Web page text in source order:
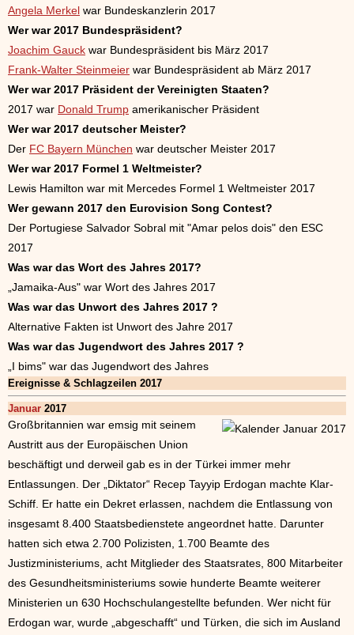
Angela Merkel war Bundeskanzlerin 2017
Wer war 2017 Bundespräsident?
Joachim Gauck war Bundespräsident bis März 2017
Frank-Walter Steinmeier war Bundespräsident ab März 2017
Wer war 2017 Präsident der Vereinigten Staaten?
2017 war Donald Trump amerikanischer Präsident
Wer war 2017 deutscher Meister?
Der FC Bayern München war deutscher Meister 2017
Wer war 2017 Formel 1 Weltmeister?
Lewis Hamilton war mit Mercedes Formel 1 Weltmeister 2017
Wer gewann 2017 den Eurovision Song Contest?
Der Portugiese Salvador Sobral mit "Amar pelos dois" den ESC
2017
Was war das Wort des Jahres 2017?
„Jamaika-Aus" war Wort des Jahres 2017
Was war das Unwort des Jahres 2017 ?
Alternative Fakten ist Unwort des Jahre 2017
Was war das Jugendwort des Jahres 2017 ?
„I bims" war das Jugendwort des Jahres
Ereignisse & Schlagzeilen 2017
Januar 2017
Großbritannien war emsig mit seinem
Austritt aus der Europäischen Union
beschäftigt und derweil gab es in der Türkei immer mehr
Entlassungen. Der „Diktator“ Recep Tayyip Erdogan machte Klar-
Schiff. Er hatte ein Dekret erlassen, nachdem die Entlassung von
insgesamt 8.400 Staatsbedienstete angeordnet hatte. Darunter
hatten sich etwa 2.700 Polizisten, 1.700 Beamte des
Justizministeriums, acht Mitglieder des Staatsrates, 800 Mitarbeiter
des Gesundheitsministeriums sowie hunderte Beamte weiterer
Ministerien un 630 Hochschulangestellte befunden. Wer nicht für
Erdogan war, wurde „abgeschafft“ und Türken, die sich im Ausland